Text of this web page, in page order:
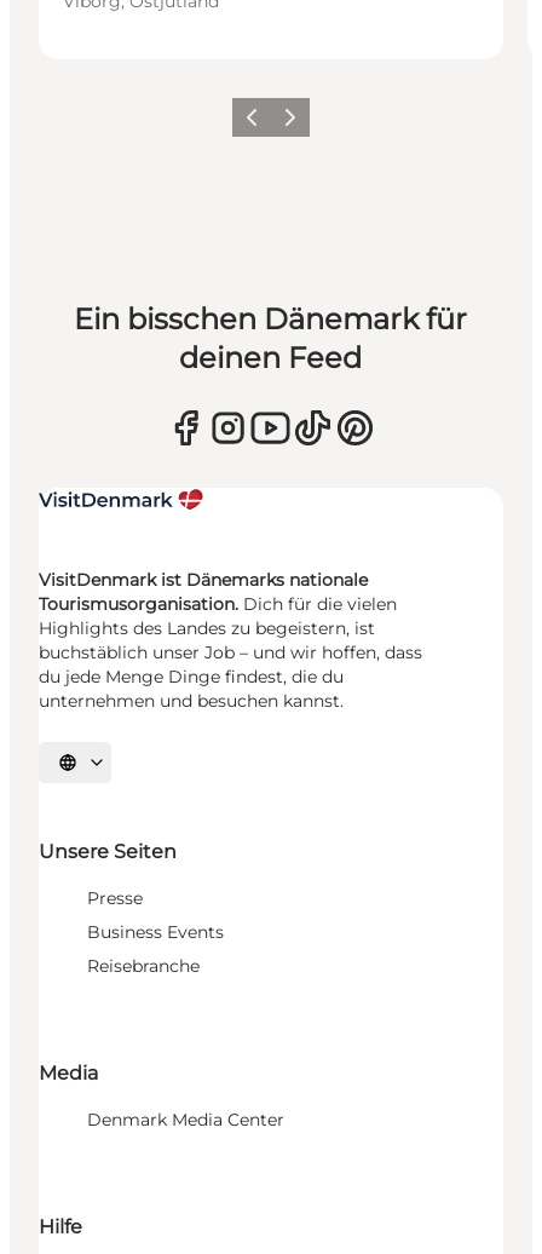
ZurückWeiter
Ein bisschen Dänemark für
deinen Feed
VisitDenmark ist Dänemarks nationale
Tourismusorganisation. Dich für die vielen
Highlights des Landes zu begeistern, ist
buchstäblich unser Job – und wir hoffen, dass
du jede Menge Dinge findest, die du
unternehmen und besuchen kannst.
Sprache auswählen
Unsere Seiten
Presse
Business Events
Reisebranche
Media
Denmark Media Center
Hilfe